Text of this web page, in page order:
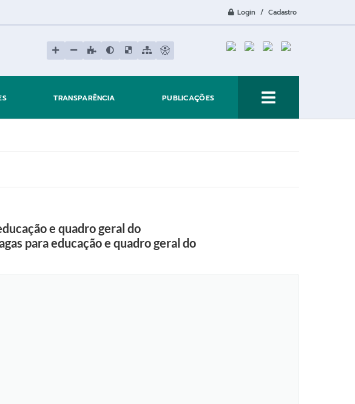
Login / Cadastro
TRANSPARÊNCIA PUBLICAÇÕES
e quadro geral do
para educação e quadro geral do